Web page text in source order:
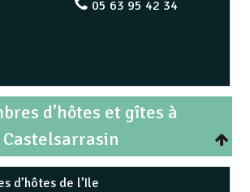
05 63 95 42 34
d’hôtes et gîtes à
Castelsarrasin
d’hôtes de l’Ile